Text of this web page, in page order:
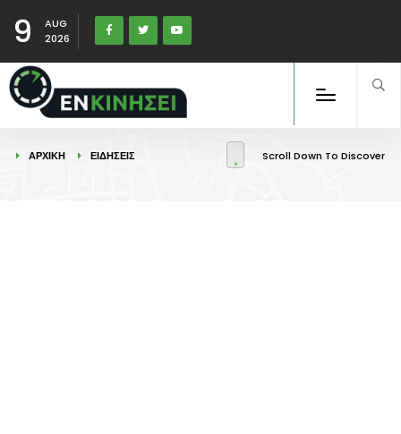
9
AUG
2026
ΑΡΧΙΚΉ ΕΙΔΉΣΕΙΣ Scroll Down To Discover